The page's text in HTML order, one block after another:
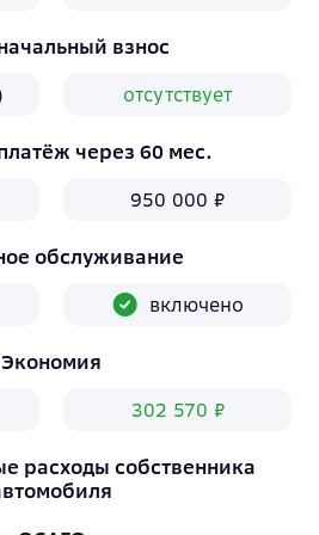
взнос
отсутствует
через 60 мес.
950 000 ₽
обслуживание
включено
Экономия
302 570 ₽
расходы собственника